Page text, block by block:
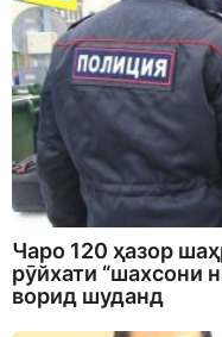
Чаро 120 ҳазор
рӯйхати “шахсони
ворид шуданд